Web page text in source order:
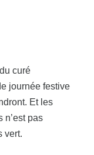
curé
journée festive
Et les
n’est pas
vert.